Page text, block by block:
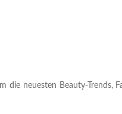
neuesten Beauty-Trends,